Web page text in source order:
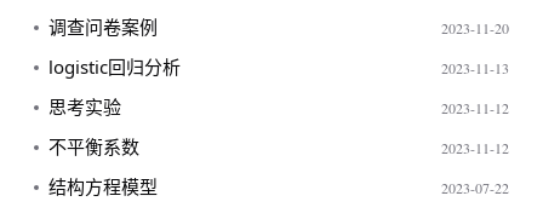
调查问卷案例 2023-11-20
logistic回归分析 2023-11-13
思考实验 2023-11-12
不平衡系数 2023-11-12
结构方程模型 2023-07-22